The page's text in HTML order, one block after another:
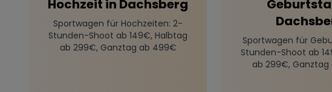
Hochzeit in Dachsberg
Sportwagen für Hochzeiten: 2-
Stunden-Shoot ab 149€, Halbtag
ab 299€, Ganztag ab 499€
Sportwagen für
Stunden-Shoot ab
ab 299€,